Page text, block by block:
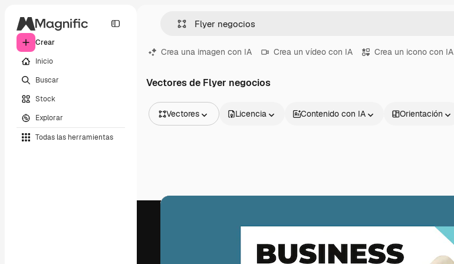
Crear
Inicio
Buscar
Stock
Explorar
Todas las herramientas
Crea una imagen con IA Crea un vídeo con IA Crea un icono con IA
Vectores de Flyer negocios
Vectores
Vídeos
Licencia Contenido con IA Orientación
Productos